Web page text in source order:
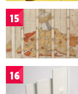
15
16